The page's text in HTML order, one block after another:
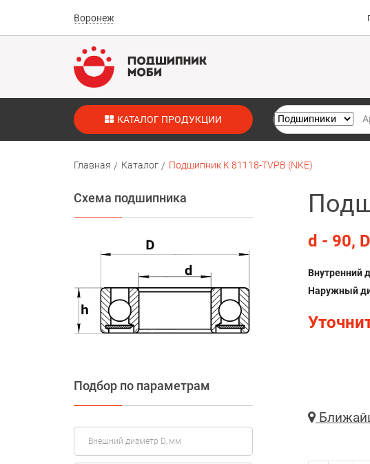
Воронеж
КАТАЛОГ ПРОДУКЦИИ
Главная Каталог Подшипник K 81118-TVPB (NKE)
d - 90,
Внутренний
Наружный
Схема подшипника
Подбор по параметрам